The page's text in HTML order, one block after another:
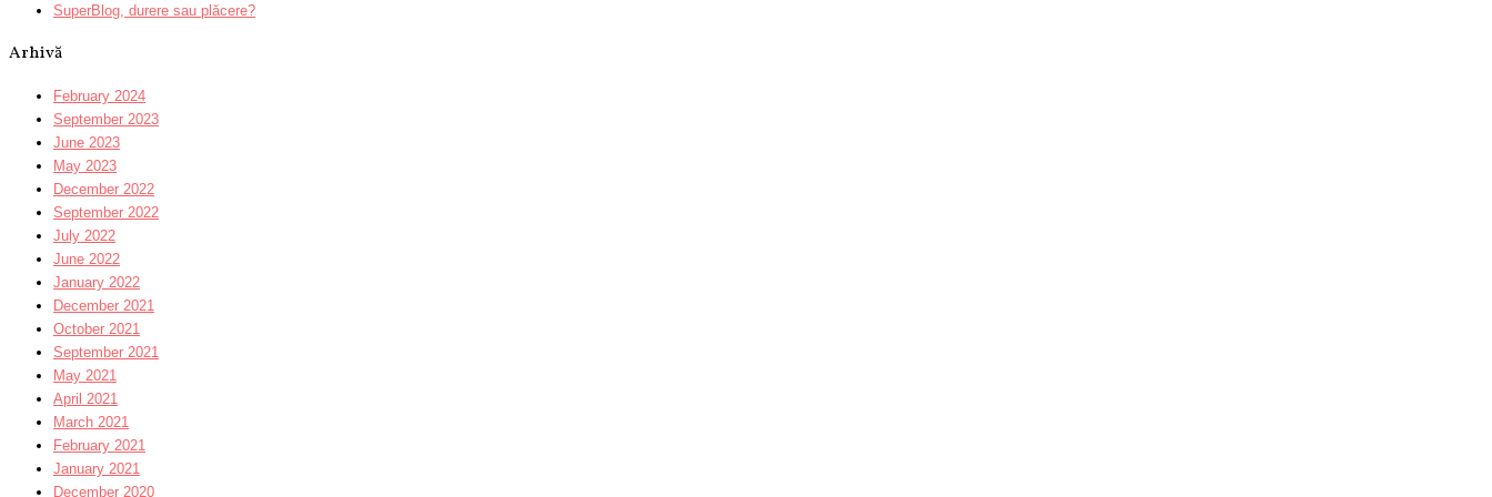
SuperBlog, durere sau plăcere?
Arhivă
February 2024
September 2023
June 2023
May 2023
December 2022
September 2022
July 2022
June 2022
January 2022
December 2021
October 2021
September 2021
May 2021
April 2021
March 2021
February 2021
January 2021
December 2020